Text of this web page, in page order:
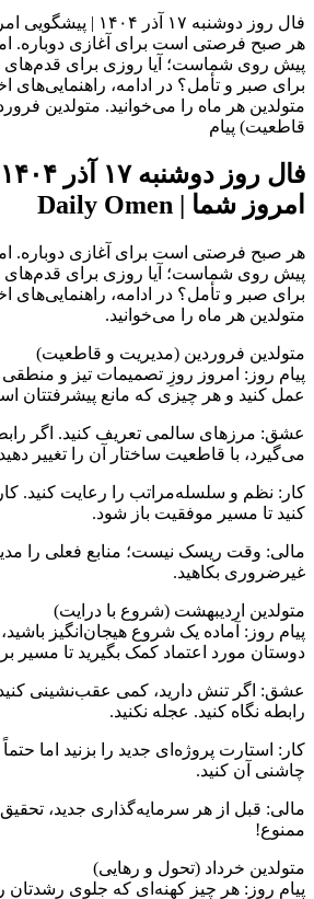
هر صبح فرصتی است برای آغازی دوباره.
پیش روی شماست؛ آیا روزی برای قدم‌های
برای صبر و تأمل؟ در ادامه،
متولدین هر ماه را می‌خوانید. متولدین
قاطعیت) پیام
امروز شما | Daily Omen
هر صبح فرصتی است برای آغازی دوباره.
پیش روی شماست؛ آیا روزی برای قدم‌های
برای صبر و تأمل؟ در ادامه،
متولدین هر ماه را می‌خوانید.
متولدین فروردین (مدیریت و قاطعیت)
پیام روز: امروز روزِ تصمیمات تیز و
عمل کنید و هر چیزی که مانع پیشرفتتان
عشق: مرزهای سالمی تعریف کنید. اگر
می‌گیرد، با قاطعیت ساختار آن را تغییر
کار: نظم و سلسله‌مراتب را رعایت کنید.
کنید تا مسیر موفقیت باز شود.
مالی: وقت ریسک نیست؛ منابع فعلی را
غیرضروری بکاهید.
متولدین اردیبهشت (شروع با درایت)
پیام روز: آماده یک شروع هیجان‌انگیز باشید،
دوستان مورد اعتماد کمک بگیرید تا مسیر
عشق: اگر تنش دارید، کمی عقب‌نشینی کنید
رابطه نگاه کنید. عجله نکنید.
کار: استارت پروژه‌ای جدید را بزنید اما
چاشنی آن کنید.
مالی: قبل از هر سرمایه‌گذاری جدید،
ممنوع!
متولدین خرداد (تحول و رهایی)
پیام روز: هر چیز کهنه‌ای که جلوی رشدتان